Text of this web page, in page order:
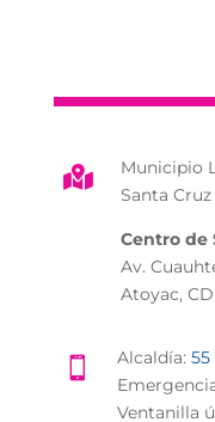

Municipio
Santa
Centro de
Av.
Atoyac,
 Alcaldía:
Ventanilla